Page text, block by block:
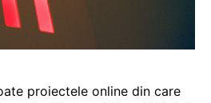
proiectele online din care